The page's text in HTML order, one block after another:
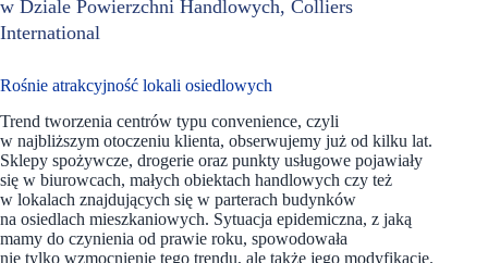
w Dziale Powierzchni Handlowych, Colliers
International
Rośnie atrakcyjność lokali osiedlowych
Trend tworzenia centrów typu convenience, czyli
w najbliższym otoczeniu klienta, obserwujemy już od kilku lat.
Sklepy spożywcze, drogerie oraz punkty usługowe pojawiały
się w biurowcach, małych obiektach handlowych czy też
w lokalach znajdujących się w parterach budynków
na osiedlach mieszkaniowych. Sytuacja epidemiczna, z jaką
mamy do czynienia od prawie roku, spowodowała
nie tylko wzmocnienie tego trendu, ale także jego modyfikację.